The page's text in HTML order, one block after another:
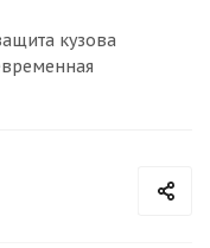
кузова